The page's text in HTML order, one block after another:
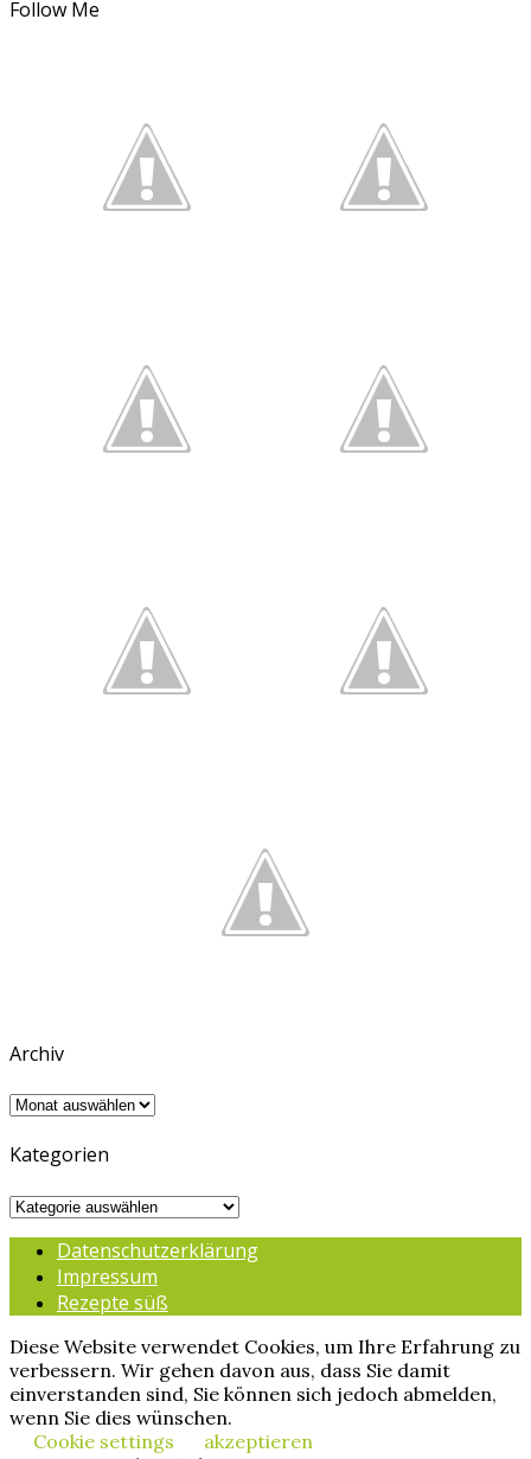
Follow Me
Archiv
Archiv
Kategorien
Kategorien
Datenschutzerklärung
Impressum
Rezepte süß
Diese Website verwendet Cookies, um Ihre Erfahrung zu
verbessern. Wir gehen davon aus, dass Sie damit
einverstanden sind, Sie können sich jedoch abmelden,
wenn Sie dies wünschen.
Cookie settings
akzeptieren